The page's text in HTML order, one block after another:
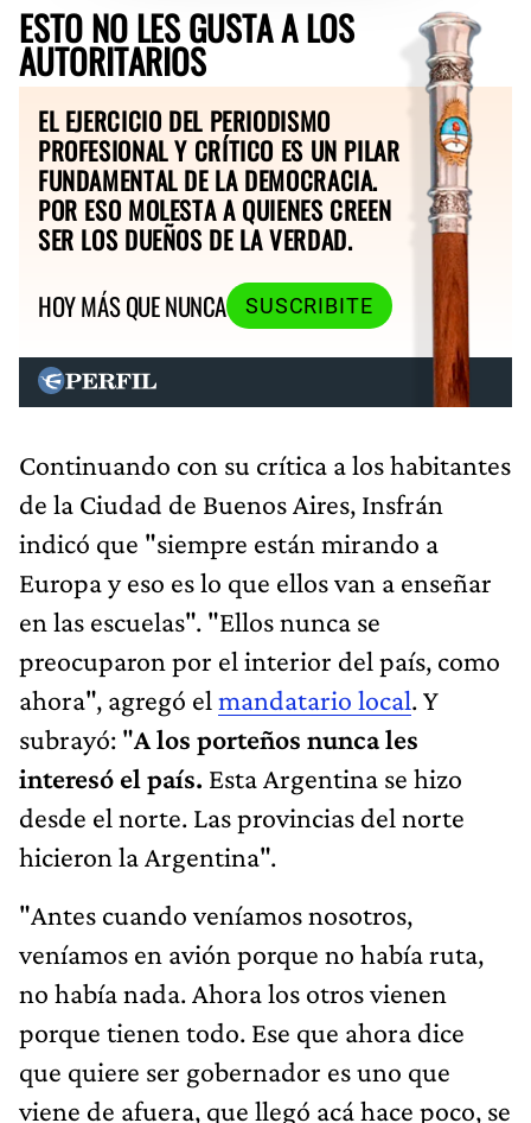
ESTO NO LES GUSTA A LOS
AUTORITARIOS
EL EJERCICIO DEL PERIODISMO
PROFESIONAL Y CRÍTICO ES UN PILAR
FUNDAMENTAL DE LA DEMOCRACIA.
POR ESO MOLESTA A QUIENES CREEN
SER LOS DUEÑOS DE LA VERDAD.
HOY MÁS QUE NUNCA
SUSCRIBITE
Continuando con su crítica a los habitantes
de la Ciudad de Buenos Aires, Insfrán
indicó que "siempre están mirando a
Europa y eso es lo que ellos van a enseñar
en las escuelas". "Ellos nunca se
preocuparon por el interior del país, como
ahora", agregó el mandatario local. Y
subrayó: "A los porteños nunca les
interesó el país. Esta Argentina se hizo
desde el norte. Las provincias del norte
hicieron la Argentina".
"Antes cuando veníamos nosotros,
veníamos en avión porque no había ruta,
no había nada. Ahora los otros vienen
porque tienen todo. Ese que ahora dice
que quiere ser gobernador es uno que
viene de afuera, que llegó acá hace poco, se